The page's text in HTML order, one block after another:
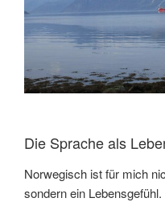
Die Sprache als
Norwegisch ist für mich
sondern ein